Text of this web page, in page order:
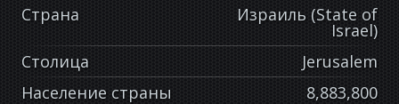
Страна
Израиль (State of
Israel)
Столица
Jerusalem
Население страны
8,883,800